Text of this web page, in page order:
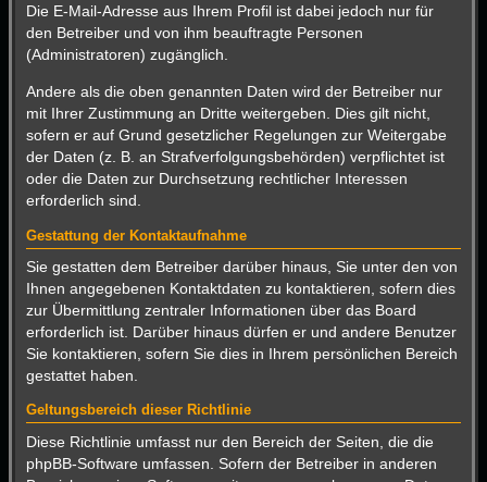
Die E-Mail-Adresse aus Ihrem Profil ist dabei jedoch nur für
den Betreiber und von ihm beauftragte Personen
(Administratoren) zugänglich.
Andere als die oben genannten Daten wird der Betreiber nur
mit Ihrer Zustimmung an Dritte weitergeben. Dies gilt nicht,
sofern er auf Grund gesetzlicher Regelungen zur Weitergabe
der Daten (z. B. an Strafverfolgungsbehörden) verpflichtet ist
oder die Daten zur Durchsetzung rechtlicher Interessen
erforderlich sind.
Gestattung der Kontaktaufnahme
Sie gestatten dem Betreiber darüber hinaus, Sie unter den von
Ihnen angegebenen Kontaktdaten zu kontaktieren, sofern dies
zur Übermittlung zentraler Informationen über das Board
erforderlich ist. Darüber hinaus dürfen er und andere Benutzer
Sie kontaktieren, sofern Sie dies in Ihrem persönlichen Bereich
gestattet haben.
Geltungsbereich dieser Richtlinie
Diese Richtlinie umfasst nur den Bereich der Seiten, die die
phpBB-Software umfassen. Sofern der Betreiber in anderen